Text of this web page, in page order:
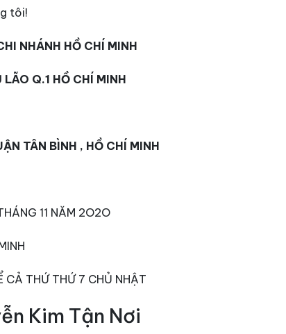
tôi!
NHÁNH HỒ CHÍ MINH
Q.1 HỒ CHÍ MINH
TÂN BÌNH , HỒ CHÍ MINH
11 NĂM 2O2O
THỨ THỨ 7 CHỦ NHẬT
Kim Tận Nơi